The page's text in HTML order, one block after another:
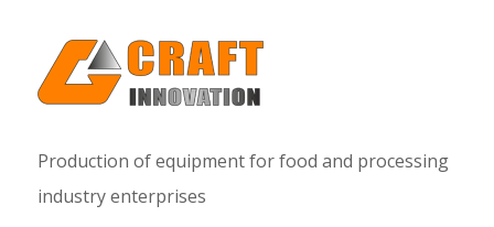
Production of equipment for food and processing
industry enterprises